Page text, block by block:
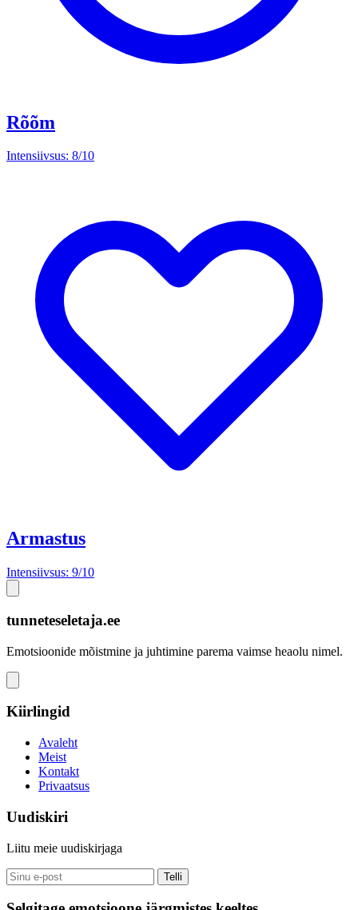
Rõõm
Intensiivsus: 8/10
Armastus
Intensiivsus: 9/10
tunneteseletaja.ee
Emotsioonide mõistmine ja juhtimine parema vaimse heaolu nimel.
Kiirlingid
Avaleht
Meist
Kontakt
Privaatsus
Uudiskiri
Liitu meie uudiskirjaga
Telli